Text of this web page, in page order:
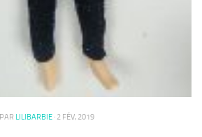
PAR LILIBARBIE · 2 FÉV, 2019